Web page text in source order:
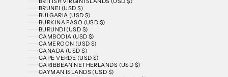
BRUNEI (USD $)
BULGARIA (USD $)
BURKINA FASO (USD $)
BURUNDI (USD $)
CAMBODIA (USD $)
CAMEROON (USD $)
CANADA (USD $)
CAPE VERDE (USD $)
CARIBBEAN NETHERLANDS (USD $)
CAYMAN ISLANDS (USD $)